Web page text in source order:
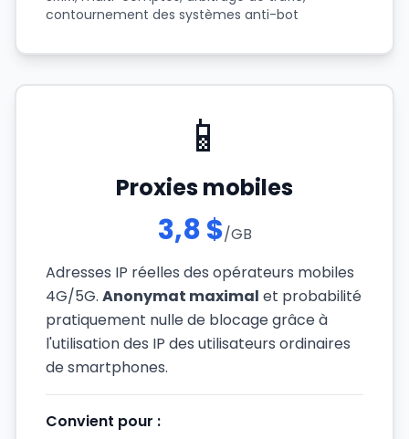
contournement des systèmes anti-bot
📱
Proxies mobiles
3,8 $/GB
Adresses IP réelles des opérateurs mobiles
4G/5G. Anonymat maximal et probabilité
pratiquement nulle de blocage grâce à
l'utilisation des IP des utilisateurs ordinaires
de smartphones.
Convient pour :